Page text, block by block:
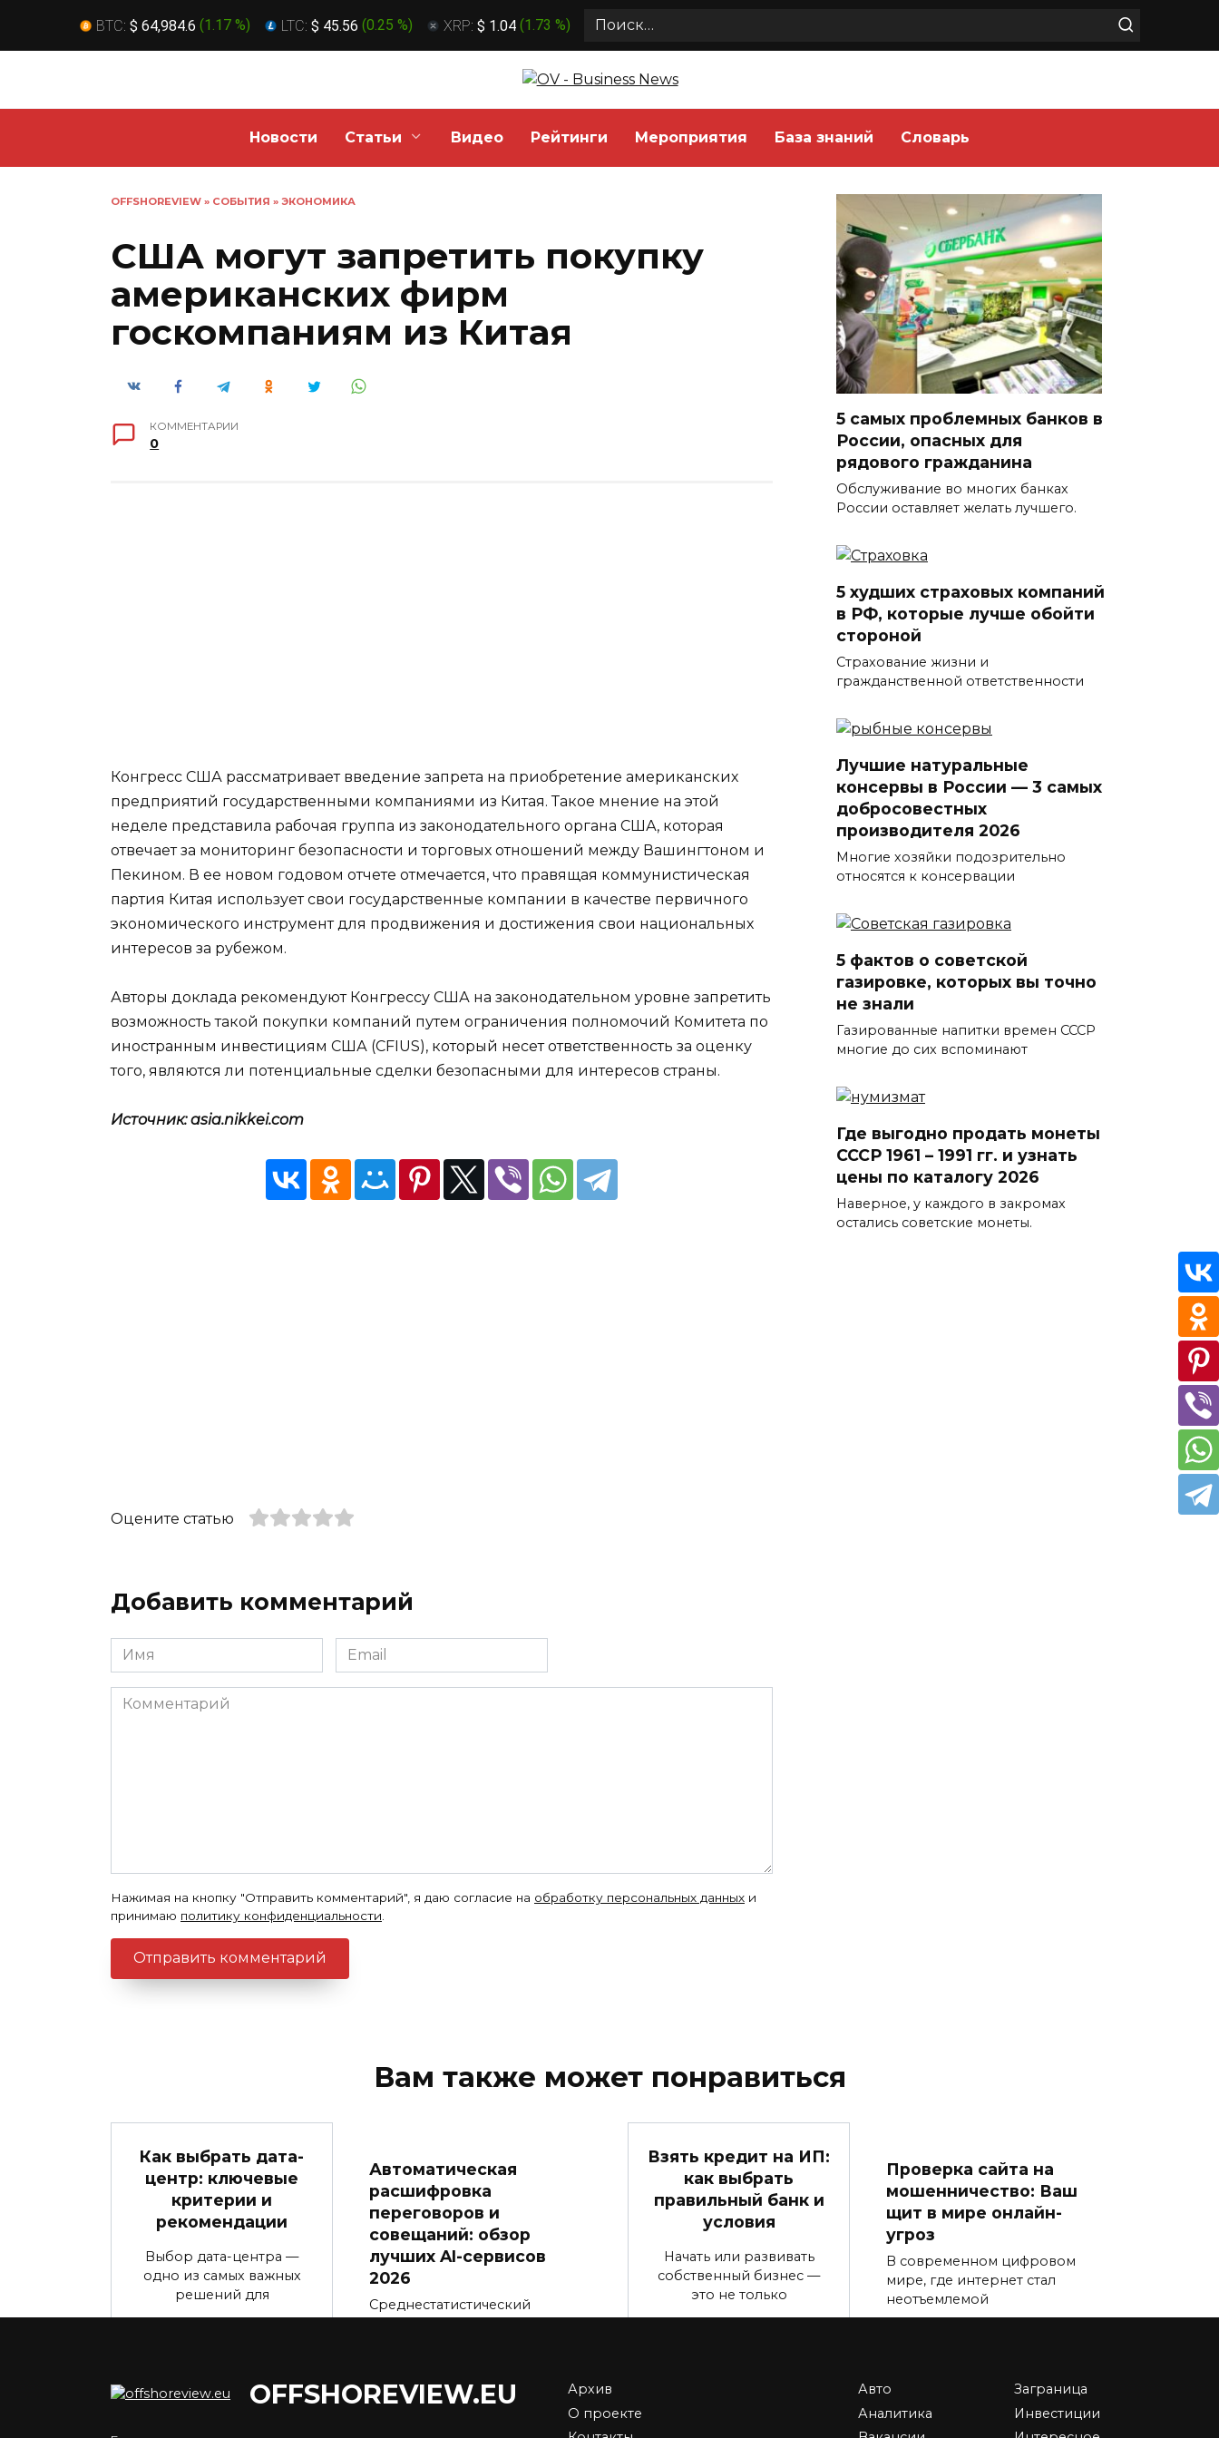
BTC: $ 64,984.6 (1.17 %) LTC: $ 45.56 (0.25 %) XRP: $ 1.04 (1.73 %)
Search
Новости
Статьи Видео Рейтинги Мероприятия База знаний Словарь
OFFSHOREVIEW » СОБЫТИЯ » ЭКОНОМИКА
США могут запретить покупку
американских фирм
госкомпаниям из Китая
КОММЕНТАРИИ
0
Конгресс США рассматривает введение запрета на приобретение американских
предприятий государственными компаниями из Китая. Такое мнение на этой
неделе представила рабочая группа из законодательного органа США, которая
отвечает за мониторинг безопасности и торговых отношений между Вашингтоном и
Пекином. В ее новом годовом отчете отмечается, что правящая коммунистическая
партия Китая использует свои государственные компании в качестве первичного
экономического инструмент для продвижения и достижения свои национальных
интересов за рубежом.
Авторы доклада рекомендуют Конгрессу США на законодательном уровне запретить
возможность такой покупки компаний путем ограничения полномочий Комитета по
иностранным инвестициям США (CFIUS), который несет ответственность за оценку
того, являются ли потенциальные сделки безопасными для интересов страны.
Источник: asia.nikkei.com
Оцените статью
Добавить комментарий
Имя
*
Email
*
Комментарий
Нажимая на кнопку "Отправить комментарий", я даю согласие на обработку персональных данных и
принимаю политику конфиденциальности
5 самых проблемных банков в
России, опасных для
рядового гражданина
Обслуживание во многих банках
России оставляет желать лучшего.
5 худших страховых компаний
в РФ, которые лучше обойти
стороной
Страхование жизни и
гражданственной ответственности
Лучшие натуральные
консервы в России — 3 самых
добросовестных
производителя 2026
Многие хозяйки подозрительно
относятся к консервации
5 фактов о советской
газировке, которых вы точно
не знали
Газированные напитки времен СССР
многие до сих вспоминают
Где выгодно продать монеты
СССР 1961 – 1991 гг. и узнать
цены по каталогу 2026
Наверное, у каждого в закромах
остались советские монеты.
Вам также может понравиться
Как выбрать дата-
центр: ключевые
критерии и
рекомендации
Выбор дата-центра —
одно из самых важных
решений для
Автоматическая
расшифровка
переговоров и
совещаний: обзор
лучших AI-сервисов
2026
Среднестатистический
Взять кредит на ИП:
как выбрать
правильный банк и
условия
Начать или развивать
собственный бизнес —
это не только
Проверка сайта на
мошенничество: Ваш
щит в мире онлайн-
угроз
В современном цифровом
мире, где интернет стал
неотъемлемой
OFFSHOREVIEW.EU
Архив
О проекте
Авто
Аналитика
Заграница
Инвестиции